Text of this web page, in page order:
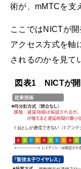
術が、mMTCを支
ここではNICTが
アクセス方式を軸
されるのかを見て
図表1 NICTが開